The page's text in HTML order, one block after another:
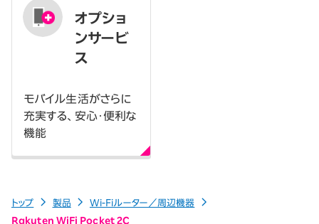
オプショ
ンサービ
ス
モバイル生活がさらに
充実する、安心・便利な
機能
トップ 製品
Wi-Fiルーター／周辺機器
Rakuten WiFi Pocket 2C